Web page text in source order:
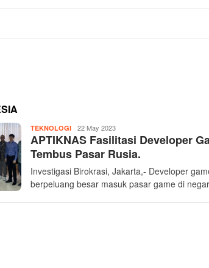
TEKNOLOGI InvestigasiBirokrasi
22 May 2023
APTIKNAS Fasilitasi Developer
Tembus Pasar Rusia.
Investigasi Birokrasi, Jakarta,- Developer
berpeluang besar masuk pasar game di